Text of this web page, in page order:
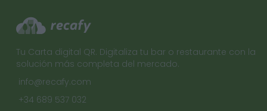
Tu Carta digital QR. Digitaliza tu bar o restaurante con la
solución más completa del mercado.
info@recafy.com
+34 689 537 032